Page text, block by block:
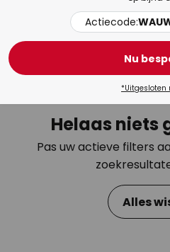
Helaas niets
Pas uw actieve filters
Alles
Actiecode:
Nu
*Uitgesloten